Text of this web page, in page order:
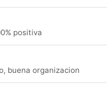
positiva
buena organizacion